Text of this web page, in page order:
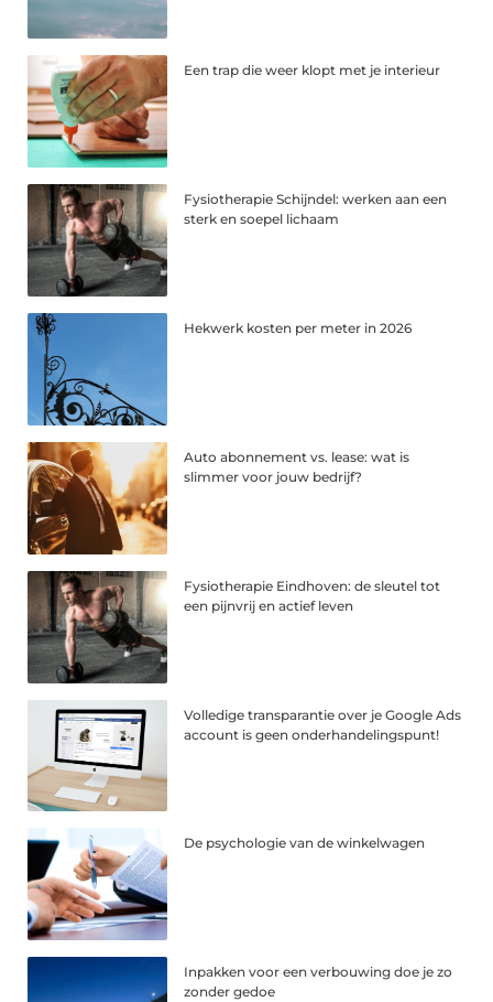
Een trap die weer klopt met je interieur
Fysiotherapie Schijndel: werken aan een
sterk en soepel lichaam
Hekwerk kosten per meter in 2026
Auto abonnement vs. lease: wat is
slimmer voor jouw bedrijf?
Fysiotherapie Eindhoven: de sleutel tot
een pijnvrij en actief leven
Volledige transparantie over je Google Ads
account is geen onderhandelingspunt!
De psychologie van de winkelwagen
Inpakken voor een verbouwing doe je zo
zonder gedoe